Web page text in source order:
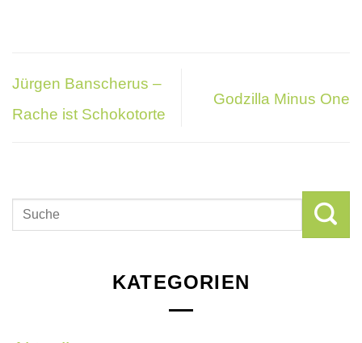
Jürgen Banscherus –
Rache ist Schokotorte
Godzilla Minus One
KATEGORIEN